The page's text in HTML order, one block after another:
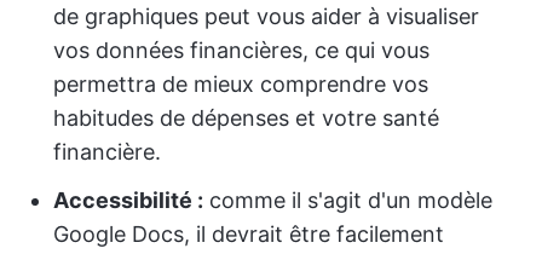
de graphiques peut vous aider à visualiser
vos données financières, ce qui vous
permettra de mieux comprendre vos
habitudes de dépenses et votre santé
financière.
Accessibilité : comme il s'agit d'un modèle
Google Docs, il devrait être facilement